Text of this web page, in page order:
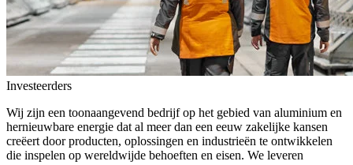
Investeerders
Wij zijn een toonaangevend bedrijf op het gebied van aluminium en
hernieuwbare energie dat al meer dan een eeuw zakelijke kansen
creëert door producten, oplossingen en industrieën te ontwikkelen
die inspelen op wereldwijde behoeften en eisen. We leveren